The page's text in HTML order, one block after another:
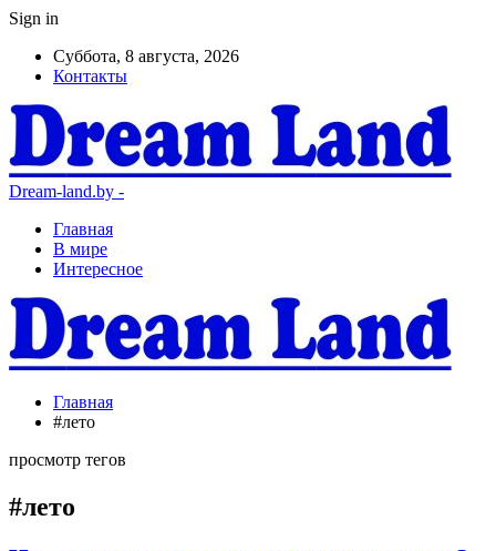
Sign in
Суббота, 8 августа, 2026
Контакты
Dream-land.by -
Главная
В мире
Интересное
Главная
#лето
просмотр тегов
#лето